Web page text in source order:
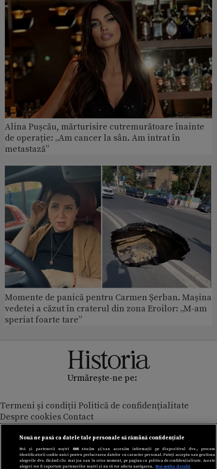
Alina Pușcău, mărturisire cutremurătoare înainte
de operație: „Am cancer la sân. Am intrat în
metastază”
Momente de panică pentru Carmen Șerban. Mașina
vedetei a căzut în craterul din zona Eroilor: „M-am
speriat foarte tare”
Urmărește-ne pe:
Termeni și condiții Politică de confidențialitate
Despre cookies Contact
Modifică preferințe pentru confidențialitate
© Toate drepturile rezervate Adevarul Holding 2026
Din rețeaua Adevărul Holding:
Nouă ne pasă ca datele tale personale să rămână confidențiale
Noi și partenerii noștri 606stocăm și/sau accesăm informații pe dispozitivul dvs., precum
identificatorii cookie unici pentru prelucrarea datelor cu caracter personal. Puteți accepta sau gestiona
alegerile dvs. făcând clic mai jos sau în orice moment, pe pagina cu politica de confidențialitate. Aceste
alegeri vor fi raportate partenerilor noștri și nu vă vor afecta navigarea. Mai multe detalii